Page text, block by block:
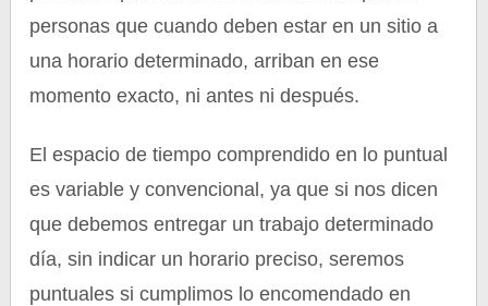
personas que cuando deben estar en un sitio a
una horario determinado, arriban en ese
momento exacto, ni antes ni después.
El espacio de tiempo comprendido en lo puntual
es variable y convencional, ya que si nos dicen
que debemos entregar un trabajo determinado
día, sin indicar un horario preciso, seremos
puntuales si cumplimos lo encomendado en